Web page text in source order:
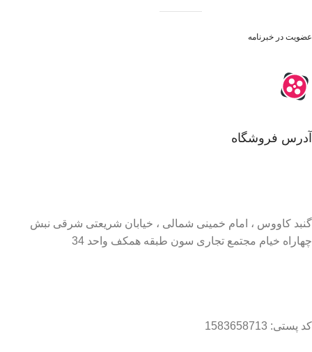
عضویت در خبرنامه
آدرس فروشگاه
گنبد کاووس ، امام خمینی شمالی ، خیابان شریعتی شرقی نبش
چهاراه خیام مجتمع تجاری سون طبقه همکف واحد 34
کد پستی: 1583658713